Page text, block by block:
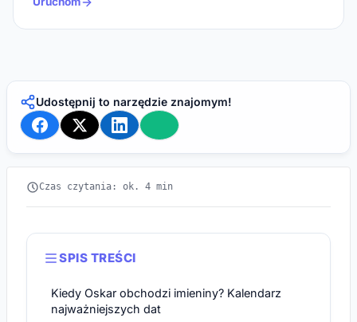
Udostępnij to narzędzie znajomym!
Czas czytania: ok. 4 min
SPIS TREŚCI
Kiedy Oskar obchodzi imieniny? Kalendarz
najważniejszych dat